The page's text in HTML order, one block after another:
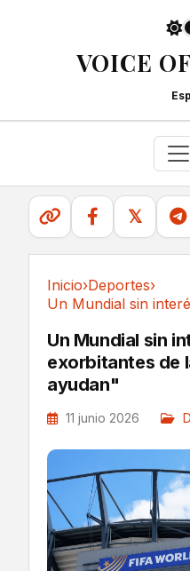
VOICE
𝕏
Inicio›Deportes›
Un Mundial sin
exorbitantes de
ayudan"
11 junio 2026